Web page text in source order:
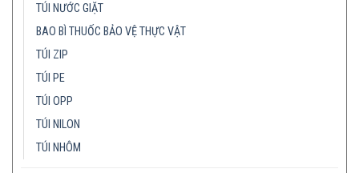
TÚI NƯỚC GIẶT
BAO BÌ THUỐC BẢO VỆ THỰC VẬT
TÚI ZIP
TÚI PE
TÚI OPP
TÚI NILON
TÚI NHÔM